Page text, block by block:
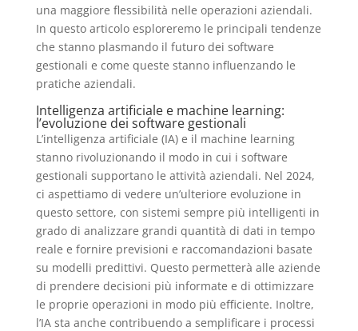
una maggiore flessibilità nelle operazioni aziendali.
In questo articolo esploreremo le principali tendenze
che stanno plasmando il futuro dei software
gestionali e come queste stanno influenzando le
pratiche aziendali.
Intelligenza artificiale e machine learning:
l’evoluzione dei software gestionali
L’intelligenza artificiale (IA) e il machine learning
stanno rivoluzionando il modo in cui i software
gestionali supportano le attività aziendali. Nel 2024,
ci aspettiamo di vedere un’ulteriore evoluzione in
questo settore, con sistemi sempre più intelligenti in
grado di analizzare grandi quantità di dati in tempo
reale e fornire previsioni e raccomandazioni basate
su modelli predittivi. Questo permetterà alle aziende
di prendere decisioni più informate e di ottimizzare
le proprie operazioni in modo più efficiente. Inoltre,
l’IA sta anche contribuendo a semplificare i processi